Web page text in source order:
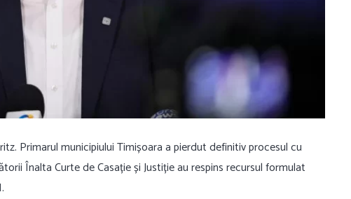
. Primarul municipiuluiTimișoaraa pierdut definitiv procesul cu
Înalta Curte de Casație și Justițieau respins recursul formulat